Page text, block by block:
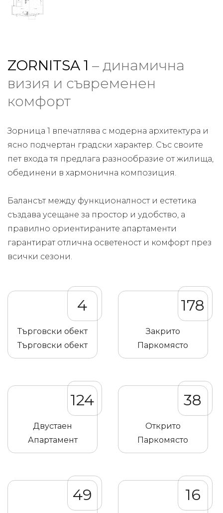
ZORNITSA 1 – динамична
визия и съвременен
комфорт
Зорница 1 впечатлява с модерна архитектура и
ясно подчертан градски характер. Със своите
пет входа тя предлага разнообразие от жилища,
обединени в хармонична композиция.
Балансът между функционалност и естетика
създава усещане за простор и удобство, а
правилно ориентираните апартаменти
гарантират отлична осветеност и комфорт през
всички сезони.
4
Търговски обект
Търговски обект
178
Закрито
Паркомясто
124
Двустаен
Апартамент
38
Открито
Паркомясто
49 16